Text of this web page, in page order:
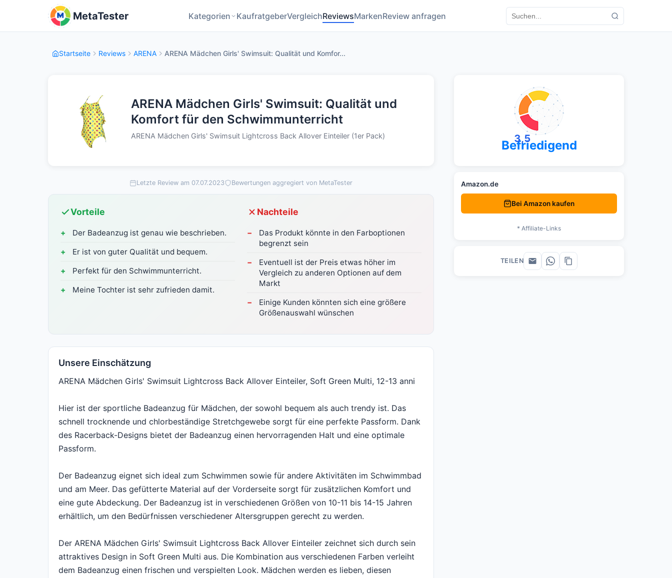
MetaTester Kategorien KaufratgeberVergleichReviewsMarkenReview anfragen
Startseite Reviews ARENA ARENA Mädchen Girls' Swimsuit: Qualität und Komfor...
ARENA Mädchen Girls' Swimsuit: Qualität und
Komfort für den Schwimmunterricht
ARENA Mädchen Girls' Swimsuit Lightcross Back Allover Einteiler (1er Pack)
Letzte Review am 07.07.2023 Bewertungen aggregiert von MetaTester
Vorteile
Der Badeanzug ist genau wie beschrieben.
Er ist von guter Qualität und bequem.
Perfekt für den Schwimmunterricht.
Meine Tochter ist sehr zufrieden damit.
Nachteile
Das Produkt könnte in den Farboptionen
begrenzt sein
Eventuell ist der Preis etwas höher im
Vergleich zu anderen Optionen auf dem
Markt
Einige Kunden könnten sich eine größere
Größenauswahl wünschen
Unsere Einschätzung
ARENA Mädchen Girls' Swimsuit Lightcross Back Allover Einteiler, Soft Green Multi, 12-13 anni
Hier ist der sportliche Badeanzug für Mädchen, der sowohl bequem als auch trendy ist. Das
schnell trocknende und chlorbeständige Stretchgewebe sorgt für eine perfekte Passform. Dank
des Racerback-Designs bietet der Badeanzug einen hervorragenden Halt und eine optimale
Passform.
Der Badeanzug eignet sich ideal zum Schwimmen sowie für andere Aktivitäten im Schwimmbad
und am Meer. Das gefütterte Material auf der Vorderseite sorgt für zusätzlichen Komfort und
eine gute Abdeckung. Der Badeanzug ist in verschiedenen Größen von 10-11 bis 14-15 Jahren
erhältlich, um den Bedürfnissen verschiedener Altersgruppen gerecht zu werden.
Der ARENA Mädchen Girls' Swimsuit Lightcross Back Allover Einteiler zeichnet sich durch sein
attraktives Design in Soft Green Multi aus. Die Kombination aus verschiedenen Farben verleiht
dem Badeanzug einen frischen und verspielten Look. Mädchen werden es lieben, diesen
3,5
Befriedigend
Amazon.de
Bei Amazon kaufen
* Affiliate-Links
TEILEN